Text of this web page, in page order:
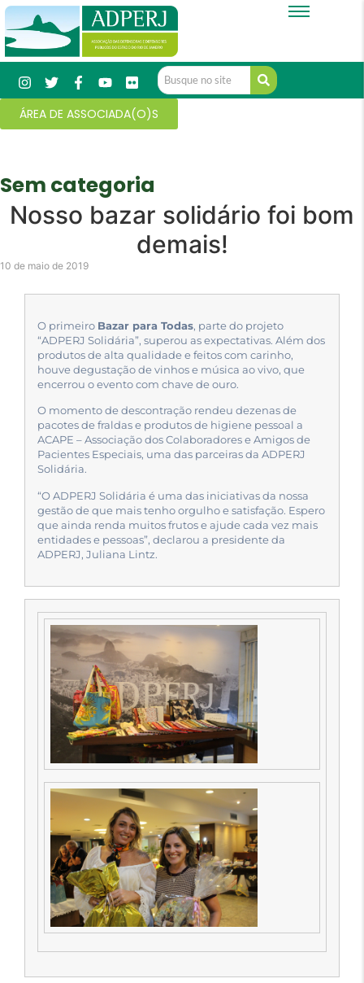
ÁREA DE ASSOCIADA(O)S
Sem categoria
Nosso bazar solidário foi bom
demais!
10 de maio de 2019
O primeiro Bazar para Todas, parte do projeto
“ADPERJ Solidária”, superou as expectativas. Além dos
produtos de alta qualidade e feitos com carinho,
houve degustação de vinhos e música ao vivo, que
encerrou o evento com chave de ouro.
O momento de descontração rendeu dezenas de
pacotes de fraldas e produtos de higiene pessoal a
ACAPE – Associação dos Colaboradores e Amigos de
Pacientes Especiais, uma das parceiras da ADPERJ
Solidária.
“O ADPERJ Solidária é uma das iniciativas da nossa
gestão de que mais tenho orgulho e satisfação. Espero
que ainda renda muitos frutos e ajude cada vez mais
entidades e pessoas”, declarou a presidente da
ADPERJ, Juliana Lintz.